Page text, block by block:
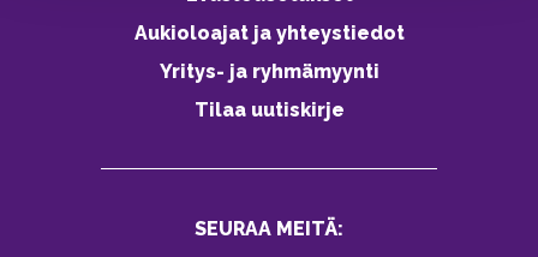
Aukioloajat ja yhteystiedot
Yritys- ja ryhmämyynti
Tilaa uutiskirje
SEURAA MEITÄ: